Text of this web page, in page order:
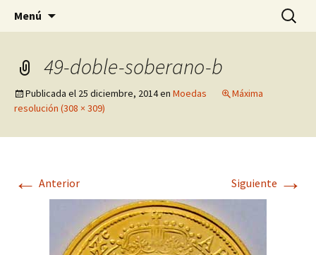
Quintasnovas
Pagina sobre licores,viño, cervexa, sidra,
receitas, fotografia, agricultura, informatica,
linux e outras afeccións
Menú Buscar:
49-doble-soberano-b
Publicada el 25 diciembre, 2014en Moedas
Máxima
resolución (308 × 309)
← Anterior Siguiente →